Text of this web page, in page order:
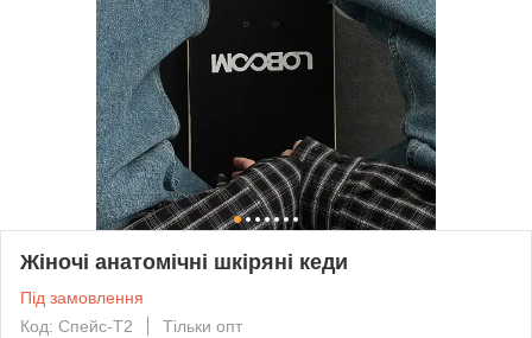
Жіночі анатомічні шкіряні кеди
Під замовлення
Код: Спейс-Т2
Тільки опт